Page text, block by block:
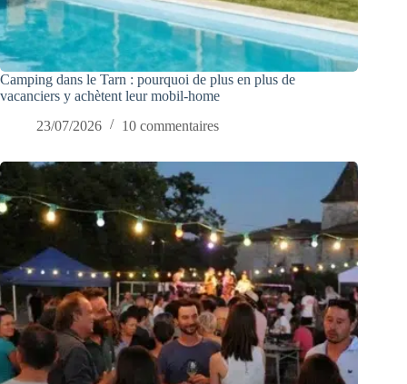
Camping dans le Tarn : pourquoi de plus en plus de
vacanciers y achètent leur mobil-home
23/07/2026
10 commentaires